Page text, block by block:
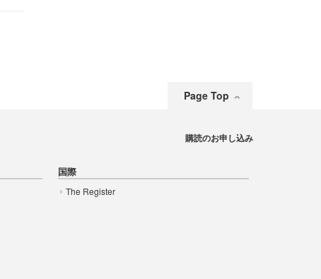
Page Top
国際
The Register
購読のお申し込み